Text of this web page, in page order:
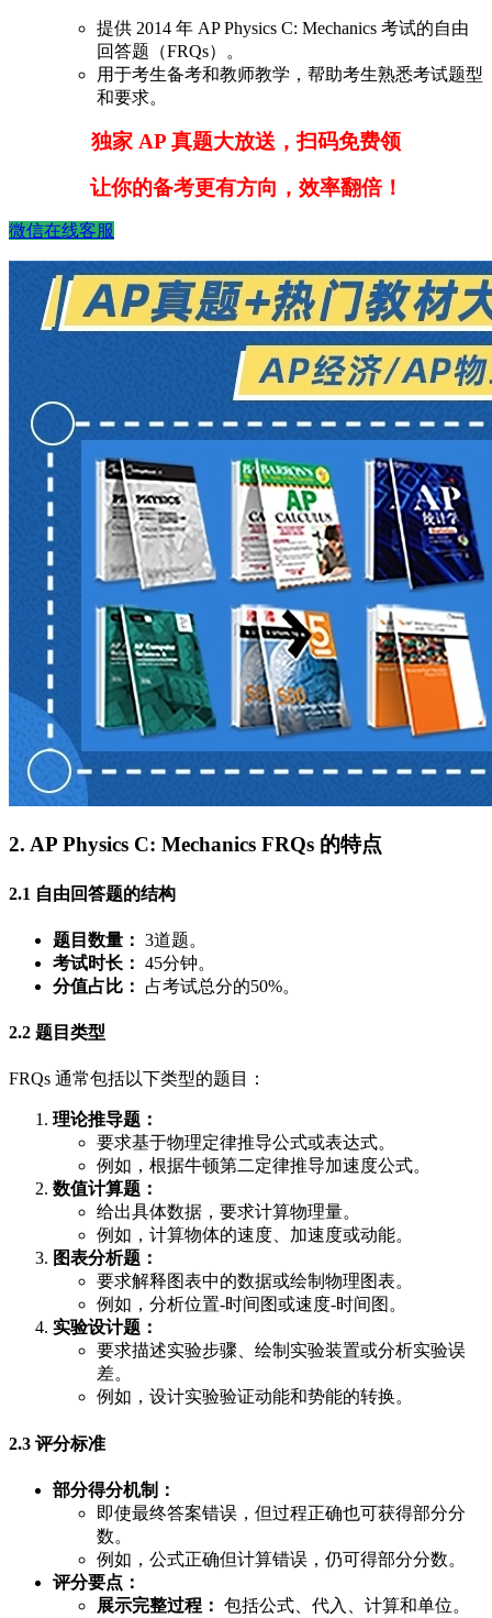
提供 2014 年 AP Physics C: Mechanics 考试的自由
回答题（FRQs）。
用于考生备考和教师教学，帮助考生熟悉考试题型
和要求。
独家 AP 真题大放送，扫码免费领
让你的备考更有方向，效率翻倍！
微信在线客服
2. AP Physics C: Mechanics FRQs 的特点
2.1 自由回答题的结构
题目数量： 3道题。
考试时长： 45分钟。
分值占比：
占考试总分的50%。
2.2 题目类型
FRQs 通常包括以下类型的题目：
理论推导题：
要求基于物理定律推导公式或表达式。
例如，根据牛顿第二定律推导加速度公式。
数值计算题：
给出具体数据，要求计算物理量。
例如，计算物体的速度、加速度或动能。
图表分析题：
要求解释图表中的数据或绘制物理图表。
例如，分析位置-时间图或速度-时间图。
实验设计题：
要求描述实验步骤、绘制实验装置或分析实验误
差。
例如，设计实验验证动能和势能的转换。
2.3 评分标准
部分得分机制：
即使最终答案错误，但过程正确也可获得部分分
数。
例如，公式正确但计算错误，仍可得部分分数。
评分要点：
展示完整过程： 包括公式、代入、计算和单位。